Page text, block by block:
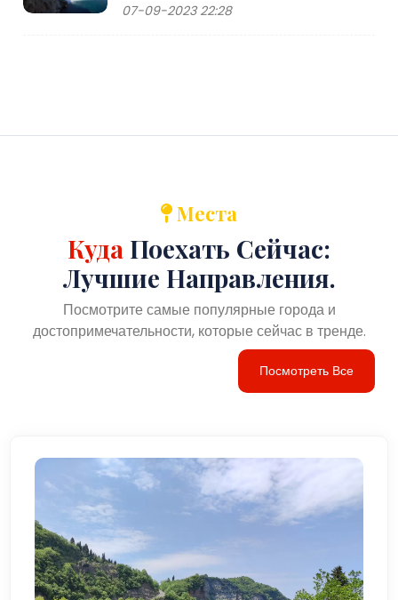
07-09-2023 22:28
Места
Куда Поехать Сейчас:
Лучшие Направления.
Посмотрите самые популярные города и
достопримечательности, которые сейчас в тренде.
Посмотреть Все